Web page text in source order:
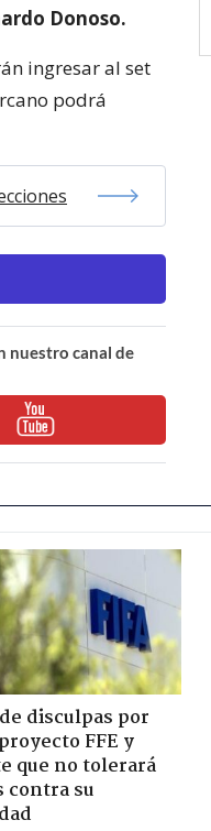
Donoso.
ingresar al set
podrá
nuestro canal de
disculpas por
FFE y
que no tolerará
contra su